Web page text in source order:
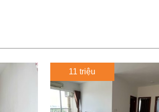
11 triệu